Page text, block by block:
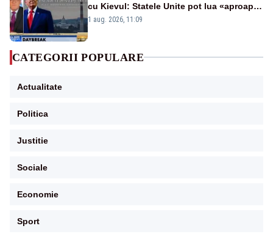
cu Kievul: Statele Unite pot lua «aproape
tot ce vor» din minele Ucrainei”
1 aug. 2026, 11:09
CATEGORII POPULARE
Actualitate
Politica
Justitie
Sociale
Economie
Sport